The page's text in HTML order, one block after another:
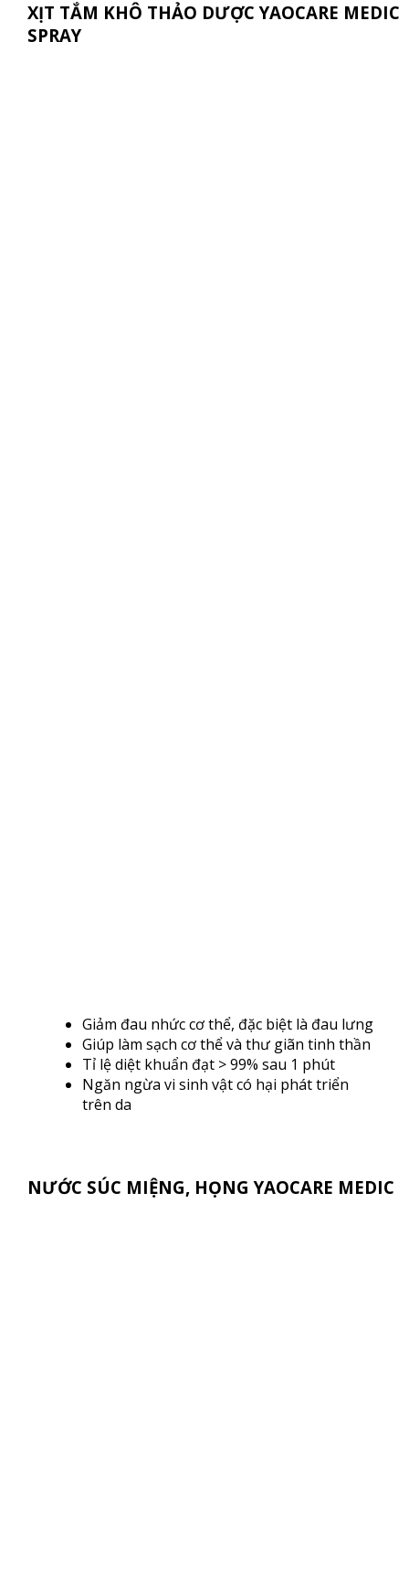
XỊT TẮM KHÔ THẢO DƯỢC YAOCARE MEDIC
SPRAY
Giảm đau nhức cơ thể, đặc biệt là đau lưng
Giúp làm sạch cơ thể và thư giãn tinh thần
Tỉ lệ diệt khuẩn đạt > 99% sau 1 phút
Ngăn ngừa vi sinh vật có hại phát triển
trên da
NƯỚC SÚC MIỆNG, HỌNG YAOCARE MEDIC